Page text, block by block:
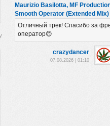
Maurizio Basilotta, MF
Smooth Operator (Extended Mix)
Отличный трек! Спасибо за
оператор😊
crazydancer
07.08.2026 | 01:10